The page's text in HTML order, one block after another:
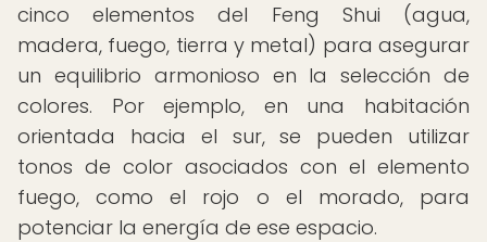
cinco elementos del Feng Shui (agua,
madera, fuego, tierra y metal) para asegurar
un equilibrio armonioso en la selección de
colores. Por ejemplo, en una habitación
orientada hacia el sur, se pueden utilizar
tonos de color asociados con el elemento
fuego, como el rojo o el morado, para
potenciar la energía de ese espacio.